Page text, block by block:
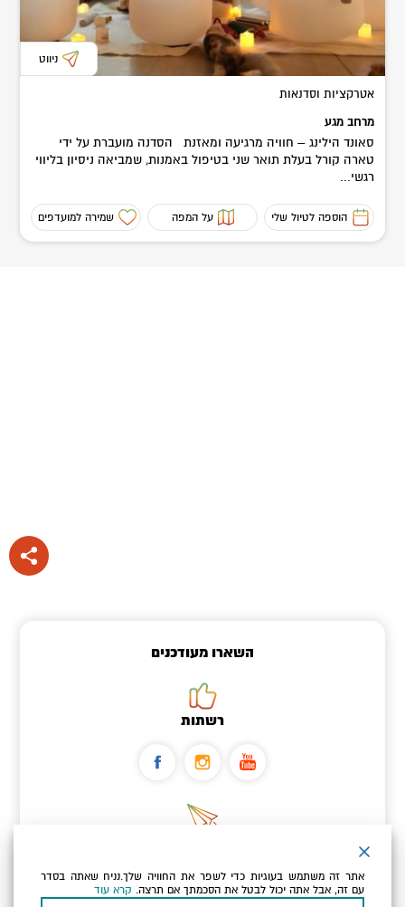
ניווט
אטרקציות וסדנאות
מרחב מגע
סאונד הילינג – חוויה מרגיעה ומאזנת הסדנה מועברת על ידי
טארה קורל בעלת תואר שני בטיפול באמנות, שמביאה ניסיון בליווי
רגשי...
הוספה לטיול שלי על המפה שמירה למועדפים
השארו מעודכנים
רשתות
כתובת הדוא"ל שלך
אתר זה משתמש בעוגיות כדי לשפר את החוויה שלך.נניח שאתה בסדר
עם זה, אבל אתה יכול לבטל את הסכמתך אם תרצה. קרא עוד